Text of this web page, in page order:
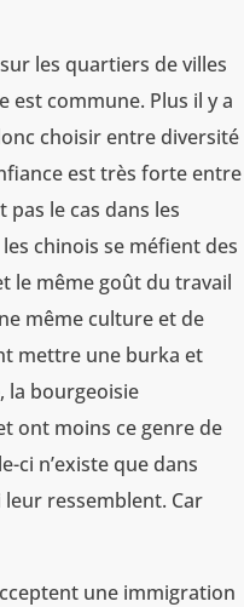
les quartiers de villes
commune. Plus il y a
choisir entre diversité
est très forte entre
pas le cas dans les
chinois se méfient des
le même goût du travail
même culture et de
mettre une burka et
la bourgeoisie
ont moins ce genre de
ci n’existe que dans
ressemblent. Car
une immigration